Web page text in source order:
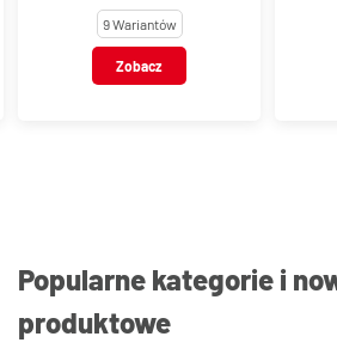
pneumatycznych
WTZ-P
2 Warianty
Zobacz
Popularne kategorie i
produktowe